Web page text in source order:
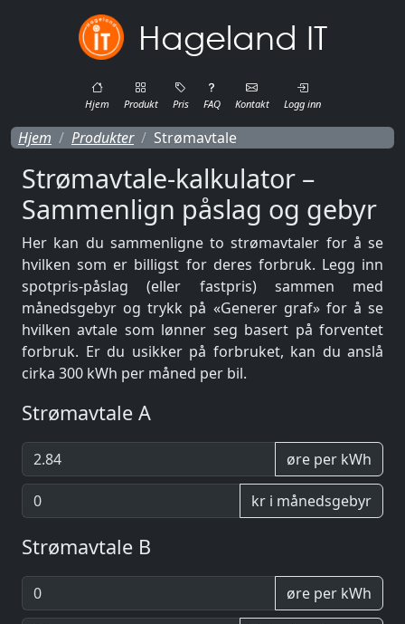
Hageland IT
Hjem Produkt Pris FAQ Kontakt Logg inn
Hjem Produkter Strømavtale
Strømavtale-kalkulator –
Sammenlign påslag og gebyr
Her kan du sammenligne to strømavtaler for å se
hvilken som er billigst for deres forbruk. Legg inn
spotpris-påslag (eller fastpris) sammen med
månedsgebyr og trykk på «Generer graf» for å se
hvilken avtale som lønner seg basert på forventet
forbruk. Er du usikker på forbruket, kan du anslå
cirka 300 kWh per måned per bil.
Strømavtale A
øre per kWh
kr i månedsgebyr
Strømavtale B
øre per kWh